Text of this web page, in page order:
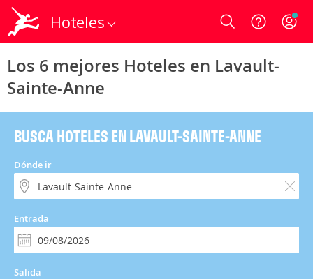
Hoteles Login
Los 6 mejores Hoteles en Lavault-
Sainte-Anne
BUSCA HOTELES EN LAVAULT-SAINTE-ANNE
Dónde ir
Entrada
Salida